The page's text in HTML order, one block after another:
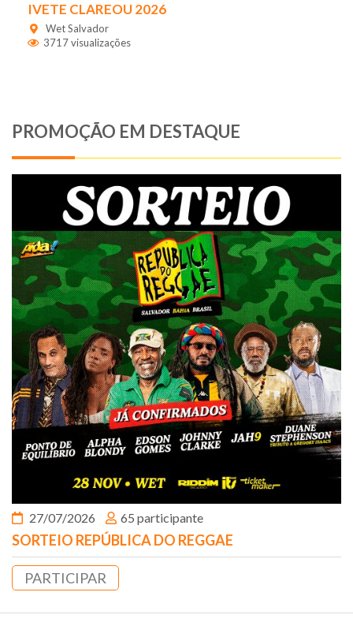
IVETE CLAREOU 2026
Wet Salvador
3717 visualizações
PROMOÇÃO EM DESTAQUE
27/07/2026 65 participante
SORTEIO REPÚBLICA DO REGGAE
PARTICIPAR